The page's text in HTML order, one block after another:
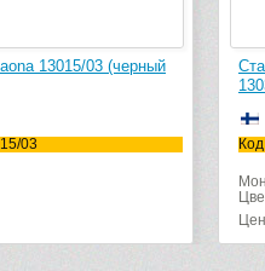
13015/03 (черный
03